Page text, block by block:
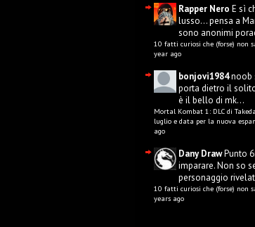
Rapper Nero E sì
lusso... pensa a
sono anonimi
10 fatti curiosi che (forse) non
year ago
bonjovi1984noob
porta dietro il
è il bello di mk...
Mortal Kombat 1: DLC di
luglio e data per la nuova
ago
Dany DrawPunto
imparare. Non so
personaggio
10 fatti curiosi che (forse) non
years ago